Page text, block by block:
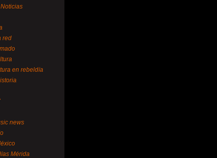
red
en rebeldía
news
Mérida